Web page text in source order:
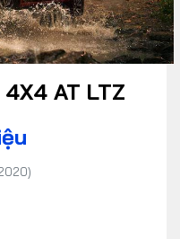
4X4 AT LTZ